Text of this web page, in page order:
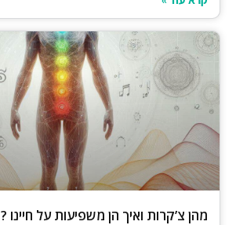
מהן צ’קרות ואיך הן משפיעות על חיינו ?